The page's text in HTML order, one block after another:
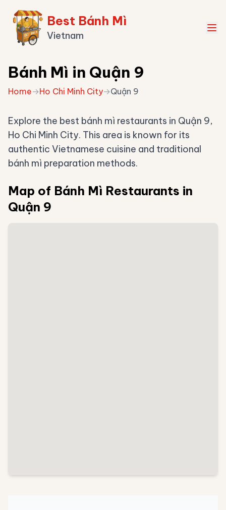
Best Bánh Mì
Vietnam
Bánh Mì in Quận 9
Home→Ho Chi Minh City→Quận 9
Explore the best bánh mì restaurants in Quận 9,
Ho Chi Minh City. This area is known for its
authentic Vietnamese cuisine and traditional
bánh mì preparation methods.
Map of Bánh Mì Restaurants in
Quận 9